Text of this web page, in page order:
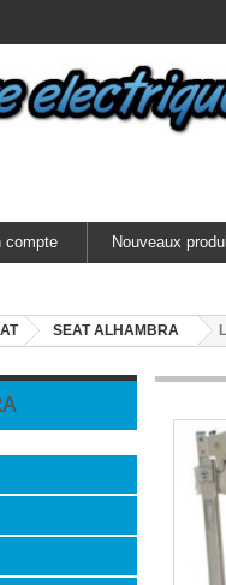
compte Nouveaux
SEAT ALHAMBRA